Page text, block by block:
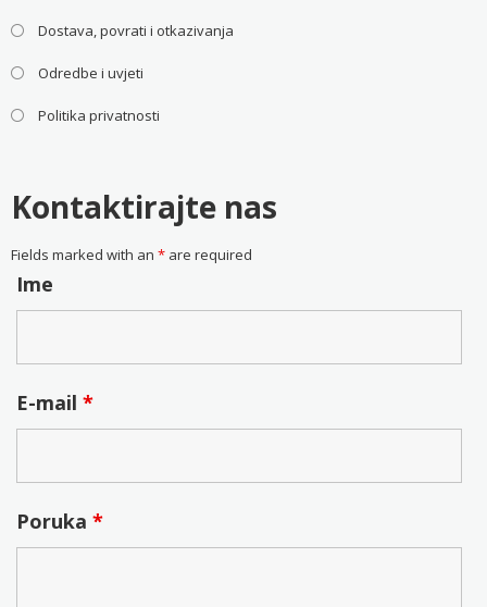
Dostava, povrati i otkazivanja
Odredbe i uvjeti
Politika privatnosti
Kontaktirajte nas
Fields marked with an *are required
Ime
E-mail *
Poruka *